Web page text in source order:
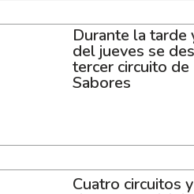
Durante la tarde
del jueves se
tercer circuito de
Sabores
Cuatro circuitos